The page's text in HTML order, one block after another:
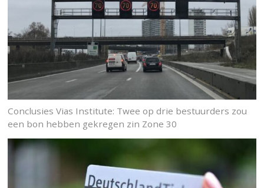
Conclusies Vias Institute: Twee op drie bestuurders zou
een bon hebben gekregen zin Zone 30